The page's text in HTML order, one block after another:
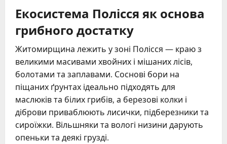
Екосистема Полісся як основа
грибного достатку
Житомирщина лежить у зоні Полісся — краю з
великими масивами хвойних і мішаних лісів,
болотами та заплавами. Соснові бори на
піщаних ґрунтах ідеально підходять для
маслюків та білих грибів, а березові колки і
діброви приваблюють лисички, підберезники та
сироїжки. Вільшняки та вологі низини дарують
опеньки та деякі грузді.